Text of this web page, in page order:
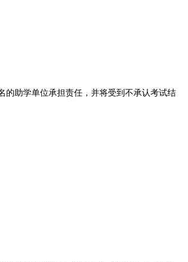
的助学单位承担责任，并将受到不承认考试结